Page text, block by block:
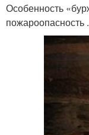
Особенность
пожароопасность .